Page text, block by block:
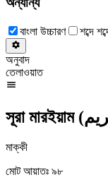
বাংলা উচ্চারণ শব্দে
অনুবাদ
তেলাওয়াত
সূরা মারইয়াম (
মাক্কী
মোট আয়াতঃ ৯৮